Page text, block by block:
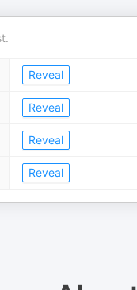
Reveal
Reveal
Reveal
Reveal